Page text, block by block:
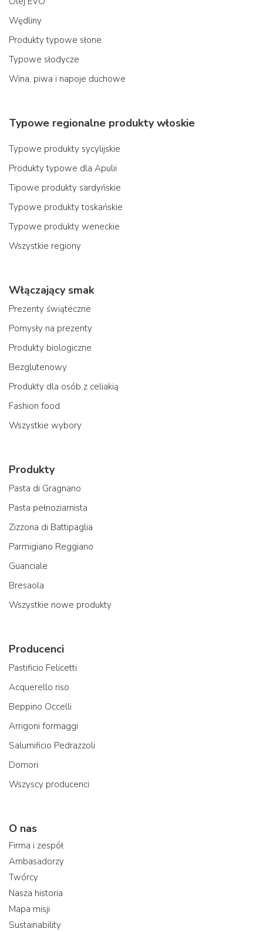
Wędliny
Produkty typowe słone
Typowe słodycze
Wina, piwa i napoje duchowe
Typowe regionalne produkty włoskie
Typowe produkty sycylijskie
Produkty typowe dla Apulii
Tipowe produkty sardyńskie
Typowe produkty toskańskie
Typowe produkty weneckie
Wszystkie regiony
Włączający smak
Prezenty świąteczne
Pomysły na prezenty
Produkty biologiczne
Bezglutenowy
Produkty dla osób z celiakią
Fashion food
Wszystkie wybory
Produkty
Pasta di Gragnano
Pasta pełnoziarnista
Zizzona di Battipaglia
Parmigiano Reggiano
Guanciale
Bresaola
Wszystkie nowe produkty
Producenci
Pastificio Felicetti
Acquerello riso
Beppino Occelli
Arrigoni formaggi
Salumificio Pedrazzoli
Domori
Wszyscy producenci
O nas
Firma i zespół
Ambasadorzy
Twórcy
Nasza historia
Mapa misji
Sustainability